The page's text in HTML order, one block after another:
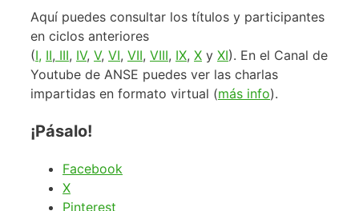
Aquí puedes consultar los títulos y participantes
en ciclos anteriores
(I, II, III, IV, V, VI, VII, VIII, IX, X y XI). En el Canal de
Youtube de ANSE puedes ver las charlas
impartidas en formato virtual (más info).
¡Pásalo!
Facebook
X
Pinterest